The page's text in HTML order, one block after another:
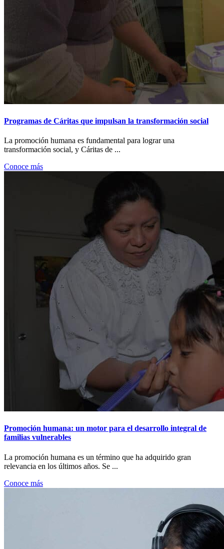
Programas de Cáritas que impulsan la transformación social
La promoción humana es fundamental para lograr una
transformación social, y Cáritas de ...
Conoce más
Promoción humana: un motor para el desarrollo integral de
familias vulnerables
La promoción humana es un término que ha adquirido gran
relevancia en los últimos años. Se ...
Conoce más